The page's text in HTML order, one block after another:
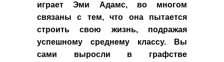
играет Эми Адамс, во многом
связаны с тем, что она пытается
строить свою жизнь, подражая
успешному среднему классу. Вы
сами выросли в графстве